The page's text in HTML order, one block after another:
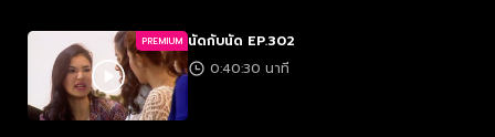
PREMIUM นัดกับนัด EP.302
0:40:30 นาที